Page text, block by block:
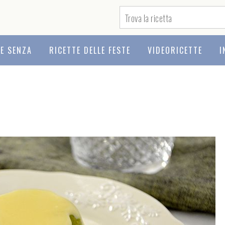
SENZA RICETTE DELLE FESTE VIDEORICETTE